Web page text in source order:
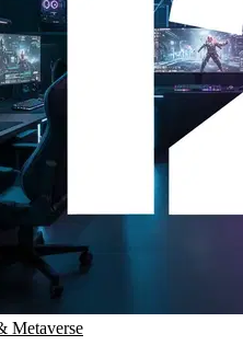
Metaverse